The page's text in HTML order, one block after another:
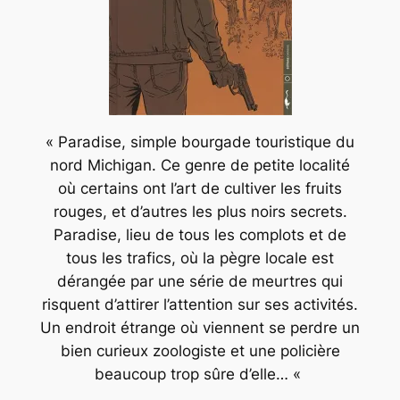
« Paradise, simple bourgade touristique du
nord Michigan. Ce genre de petite localité
où certains ont l’art de cultiver les fruits
rouges, et d’autres les plus noirs secrets.
Paradise, lieu de tous les complots et de
tous les trafics, où la pègre locale est
dérangée par une série de meurtres qui
risquent d’attirer l’attention sur ses activités.
Un endroit étrange où viennent se perdre un
bien curieux zoologiste et une policière
beaucoup trop sûre d’elle… «